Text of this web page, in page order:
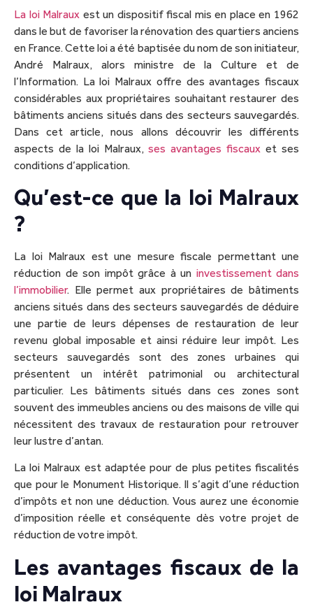
La loi Malraux est un dispositif fiscal mis en place en 1962
dans le but de favoriser la rénovation des quartiers anciens
en France. Cette loi a été baptisée du nom de son initiateur,
André Malraux, alors ministre de la Culture et de
l’Information. La loi Malraux offre des avantages fiscaux
considérables aux propriétaires souhaitant restaurer des
bâtiments anciens situés dans des secteurs sauvegardés.
Dans cet article, nous allons découvrir les différents
aspects de la loi Malraux,ses avantages fiscaux et ses
conditions d’application.
Qu’est-ce que la loi Malraux
?
La loi Malraux est une mesure fiscale permettant une
réduction de son impôt grâce à un investissement dans
l’immobilier. Elle permet aux propriétaires de bâtiments
anciens situés dans des secteurs sauvegardés de déduire
une partie de leurs dépenses de restauration de leur
revenu global imposable et ainsi réduire leur impôt. Les
secteurs sauvegardés sont des zones urbaines qui
présentent un intérêt patrimonial ou architectural
particulier. Les bâtiments situés dans ces zones sont
souvent des immeubles anciens ou des maisons de ville qui
nécessitent des travaux de restauration pour retrouver
leur lustre d’antan.
La loi Malraux est adaptée pour de plus petites fiscalités
que pour le Monument Historique. Il s’agit d’une réduction
d’impôts et non une déduction. Vous aurez une économie
d’imposition réelle et conséquente dès votre projet de
réduction de votre impôt.
Les avantages fiscaux de la
loi Malraux